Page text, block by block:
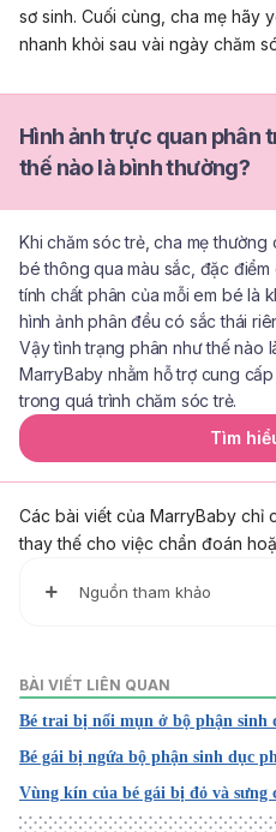
sơ sinh. Cuối cùng, cha mẹ hãy
nhanh khỏi sau vài ngày chăm
Hình ảnh trực quan phân
thế nào là bình thường?
Khi chăm sóc trẻ, cha mẹ
bé thông qua màu sắc, đặc điểm
tính chất phân của mỗi em bé là
hình ảnh phân đều có sắc thái
Vậy tình trạng phân như thế nào
MarryBaby nhằm hỗ trợ cung
trong quá trình chăm sóc trẻ.
Tìm
Các bài viết của MarryBaby chỉ
thay thế cho việc chẩn đoán
Nguồn tham khảo
https://kidshealth.org/en/
Ngày truy cập: 15.05.2023
2. Diaper rash
https://www.mayoclinic.org/
rash/symptoms-causes/syc-
BÀI VIẾT LIÊN QUAN
Bé trai bị nổi mụn ở bộ phận sinh
Bé gái bị ngứa bộ phận sinh dục
Vùng kín của bé gái bị đỏ và sưng